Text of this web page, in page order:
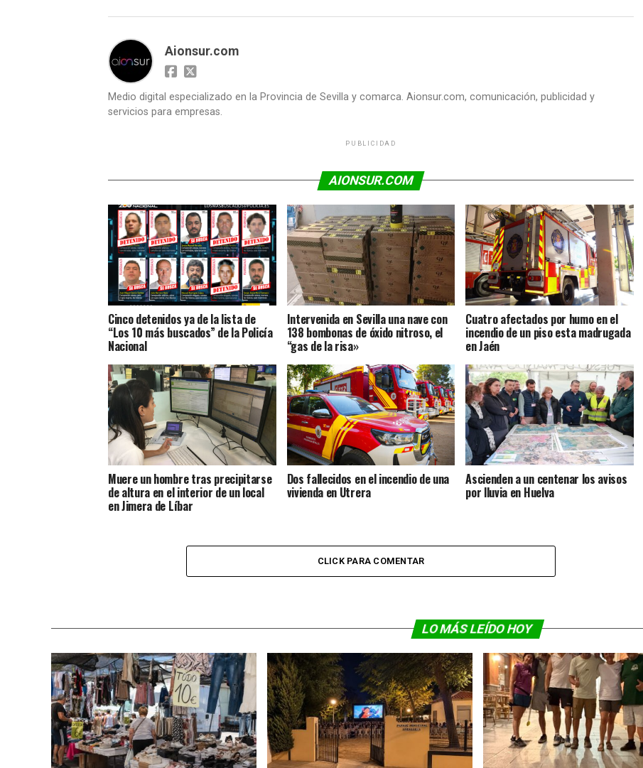
Aionsur.com
Medio digital especializado en la Provincia de Sevilla y comarca. Aionsur.com, comunicación, publicidad y
servicios para empresas.
PUBLICIDAD
AIONSUR.COM
Cinco detenidos ya de la lista de
“Los 10 más buscados” de la Policía
Nacional
Intervenida en Sevilla una nave con
138 bombonas de óxido nitroso, el
“gas de la risa»
Cuatro afectados por humo en el
incendio de un piso esta madrugada
en Jaén
Muere un hombre tras precipitarse
de altura en el interior de un local
en Jimera de Líbar
Dos fallecidos en el incendio de una
vivienda en Utrera
Ascienden a un centenar los avisos
por lluvia en Huelva
CLICK PARA COMENTAR
LO MÁS LEÍDO HOY